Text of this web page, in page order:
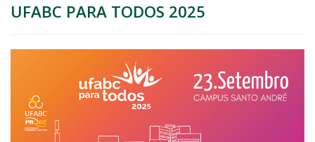
UFABC PARA TODOS 2025